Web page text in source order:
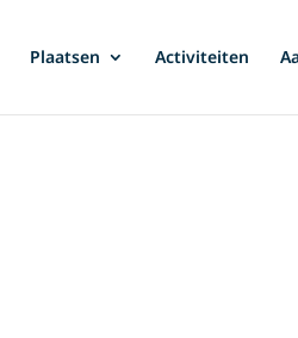
Plaatsen Activiteiten